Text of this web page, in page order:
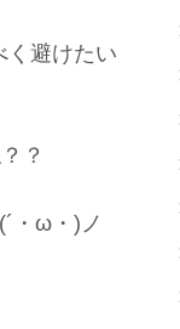
く避けたい
？
・ω・)ノ